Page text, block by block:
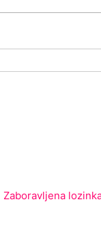
Zaboravljena